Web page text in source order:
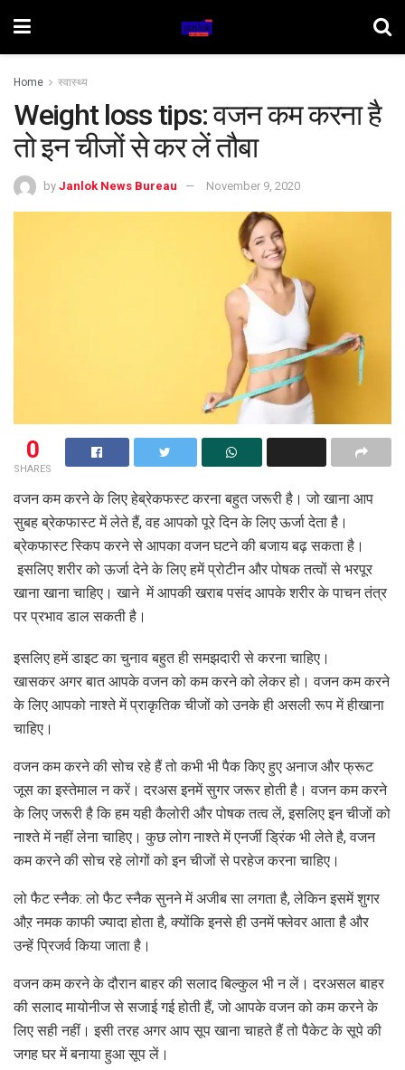
Home स्वास्थ्य
Weight loss tips: वजन कम करना है
तो इन चीजों से कर लें तौबा
by Janlok News Bureau November 9, 2020
0
SHARES
वजन कम करने के लिए हेब्रेकफस्ट करना बहुत जरूरी है। जो खाना आप
सुबह ब्रेकफास्ट में लेते हैं, वह आपको पूरे दिन के लिए ऊर्जा देता है।
ब्रेकफास्ट स्किप करने से आपका वजन घटने की बजाय बढ़ सकता है।
इसलिए शरीर को ऊर्जा देने के लिए हमें प्रोटीन और पोषक तत्वों से भरपूर
खाना खाना चाहिए। खाने में आपकी खराब पसंद आपके शरीर के पाचन तंत्र
पर प्रभाव डाल सकती है।
इसलिए हमें डाइट का चुनाव बहुत ही समझदारी से करना चाहिए।
खासकर अगर बात आपके वजन को कम करने को लेकर हो। वजन कम करने
के लिए आपको नाश्ते में प्राकृतिक चीजों को उनके ही असली रूप में हीखाना
चाहिए।
वजन कम करने की सोच रहे हैं तो कभी भी पैक किए हुए अनाज और फ्रूट
जूस का इस्तेमाल न करें। दरअस इनमें सुगर जरूर होती है। वजन कम करने
के लिए जरूरी है कि हम यही कैलोरी और पोषक तत्व लें, इसलिए इन चीजों को
नाश्ते में नहीं लेना चाहिए। कुछ लोग नाश्ते में एनर्जी ड्रिंक भी लेते है, वजन
कम करने की सोच रहे लोगों को इन चीजों से परहेज करना चाहिए।
लो फैट स्नैक: लो फैट स्नैक सुनने में अजीब सा लगता है, लेकिन इसमें शुगर
औऱ नमक काफी ज्यादा होता है, क्योंकि इनसे ही उनमें फ्लेवर आता है और
उन्हें प्रिजर्व किया जाता है।
वजन कम करने के दौरान बाहर की सलाद बिल्कुल भी न लें। दरअसल बाहर
की सलाद मायोनीज से सजाई गई होती हैं, जो आपके वजन को कम करने के
लिए सही नहीं। इसी तरह अगर आप सूप खाना चाहते हैं तो पैकेट के सूपे की
जगह घर में बनाया हुआ सूप लें।